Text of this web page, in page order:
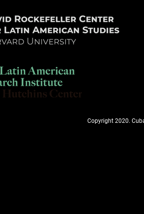
Copyright 2020.